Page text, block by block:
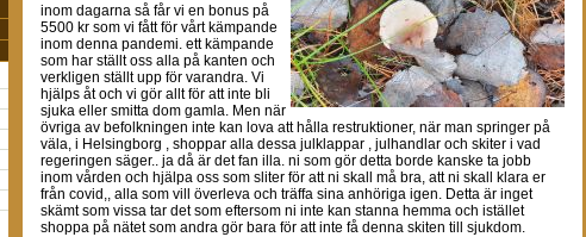
inom dagarna så får vi en bonus på
5500 kr som vi fått för vårt kämpande
inom denna pandemi. ett kämpande
som har ställt oss alla på kanten och
verkligen ställt upp för varandra. Vi
hjälps åt och vi gör allt för att inte bli
sjuka eller smitta dom gamla. Men när
övriga av befolkningen inte kan lova att hålla restruktioner, när man springer på
väla, i Helsingborg , shoppar alla dessa julklappar , julhandlar och skiter i vad
regeringen säger.. ja då är det fan illa. ni som gör detta borde kanske ta jobb
inom vården och hjälpa oss som sliter för att ni skall må bra, att ni skall klara er
från covid,, alla som vill överleva och träffa sina anhöriga igen. Detta är inget
skämt som vissa tar det som eftersom ni inte kan stanna hemma och istället
shoppa på nätet som andra gör bara för att inte få denna skiten till sjukdom.